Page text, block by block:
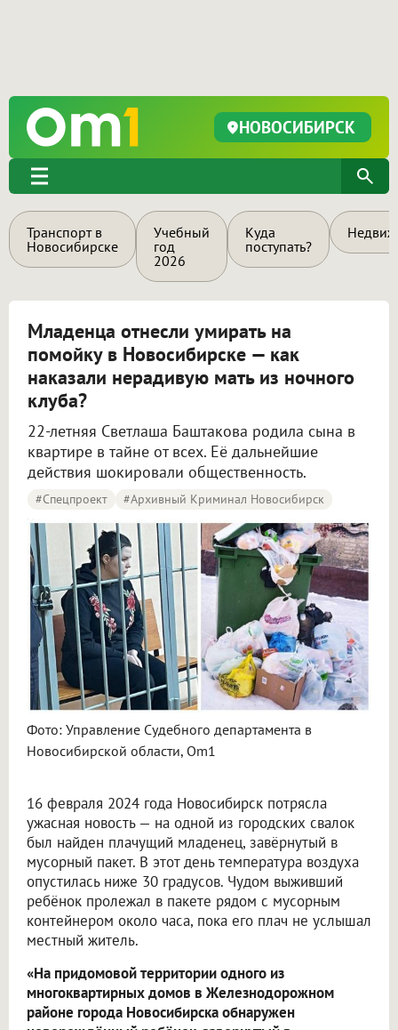
НОВОСИБИРСК
Транспорт в
Новосибирске
Учебный
год
2026
Куда
поступать?
Младенца отнесли умирать на
помойку в Новосибирске — как
наказали нерадивую мать из ночного
клуба?
22-летняя Светлаша Баштакова родила сына в
квартире в тайне от всех. Её дальнейшие
действия шокировали общественность.
#Спецпроект #Архивный Криминал Новосибирск
Фото: Управление Судебного департамента в
Новосибирской области, Om1
16 февраля 2024 года Новосибирск потрясла
ужасная новость — на одной из городских свалок
был найден плачущий младенец, завёрнутый в
мусорный пакет. В этот день температура воздуха
опустилась ниже 30 градусов. Чудом выживший
ребёнок пролежал в пакете рядом с мусорным
контейнером около часа, пока его плач не услышал
местный житель.
«На придомовой территории одного из
многоквартирных домов в Железнодорожном
районе города Новосибирска обнаружен